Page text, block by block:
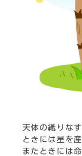
天体の織りなす
ときには星を
またときには命